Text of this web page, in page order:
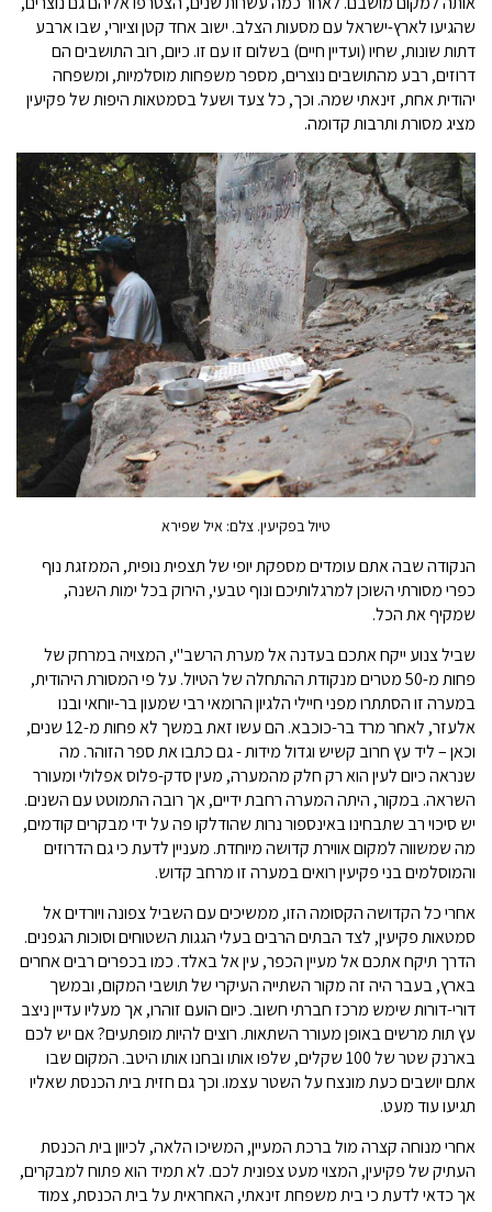
שהגיעו לארץ-ישראל עם מסעות הצלב. ישוב אחד קטן וציורי, שבו ארבע
דתות שונות, שחיו (ועדיין חיים) בשלום זו עם זו. כיום, רוב התושבים הם
דרוזים, רבע מהתושבים נוצרים, מספר משפחות מוסלמיות, ומשפחה
יהודית אחת, זינאתי שמה. וכך, כל צעד ושעל בסמטאות היפות של פקיעין
מציג מסורת ותרבות קדומה.
טיול בפקיעין. צלם: איל שפירא
הנקודה שבה אתם עומדים מספקת יופי של תצפית נופית, הממזגת נוף
כפרי מסורתי השוכן למרגלותיכם ונוף טבעי, הירוק בכל ימות השנה,
שמקיף את הכל.
שביל צנוע ייקח אתכם בעדנה אל מערת הרשב"י, המצויה במרחק של
פחות מ-50 מטרים מנקודת ההתחלה של הטיול. על פי המסורת היהודית,
במערה זו הסתתרו מפני חיילי הלגיון הרומאי רבי שמעון בר-יוחאי ובנו
אלעזר, לאחר מרד בר-כוכבא. הם עשו זאת במשך לא פחות מ-12 שנים,
וכאן – ליד עץ חרוב קשיש וגדול מידות - גם כתבו את ספר הזוהר. מה
שנראה כיום לעין הוא רק חלק מהמערה, מעין סדק-פלוס אפלולי ומעורר
השראה. במקור, היתה המערה רחבת ידיים, אך רובה התמוטט עם השנים.
יש סיכוי רב שתבחינו באינספור נרות שהודלקו פה על ידי מבקרים קודמים,
מה שמשווה למקום אווירת קדושה מיוחדת. מעניין לדעת כי גם הדרוזים
והמוסלמים בני פקיעין רואים במערה זו מרחב קדוש.
אחרי כל הקדושה הקסומה הזו, ממשיכים עם השביל צפונה ויורדים אל
סמטאות פקיעין, לצד הבתים הרבים בעלי הגגות השטוחים וסוכות הגפנים.
הדרך תיקח אתכם אל מעיין הכפר, עין אל באלד. כמו בכפרים רבים אחרים
בארץ, בעבר היה זה מקור השתייה העיקרי של תושבי המקום, ובמשך
דורי-דורות שימש מרכז חברתי חשוב. כיום הועם זוהרו, אך מעליו עדיין ניצב
עץ תות מרשים באופן מעורר השתאות. רוצים להיות מופתעים? אם יש לכם
בארנק שטר של 100 שקלים, שלפו אותו ובחנו אותו היטב. המקום שבו
אתם יושבים כעת מונצח על השטר עצמו. וכך גם חזית בית הכנסת שאליו
תגיעו עוד מעט.
אחרי מנוחה קצרה מול ברכת המעיין, המשיכו הלאה, לכיוון בית הכנסת
העתיק של פקיעין, המצוי מעט צפונית לכם. לא תמיד הוא פתוח למבקרים,
אך כדאי לדעת כי בית משפחת זינאתי, האחראית על בית הכנסת, צמוד